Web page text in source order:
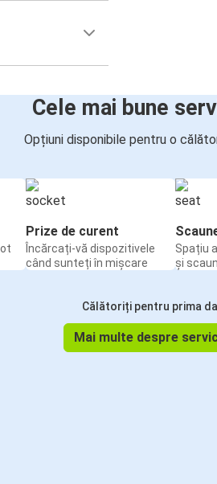
Cele mai bune
Opțiuni disponibile pentru o
Prize de curent
Încărcați-vă dispozitivele
când sunteți în mișcare
Spațiu
și
Călătoriți pentru prima
Mai multe despre